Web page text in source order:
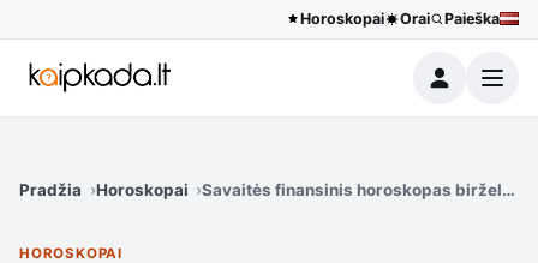
Horoskopai Orai Paieška
Meniu
Pradžia Horoskopai Savaitės finansinis horoskopas birželio
HOROSKOPAI